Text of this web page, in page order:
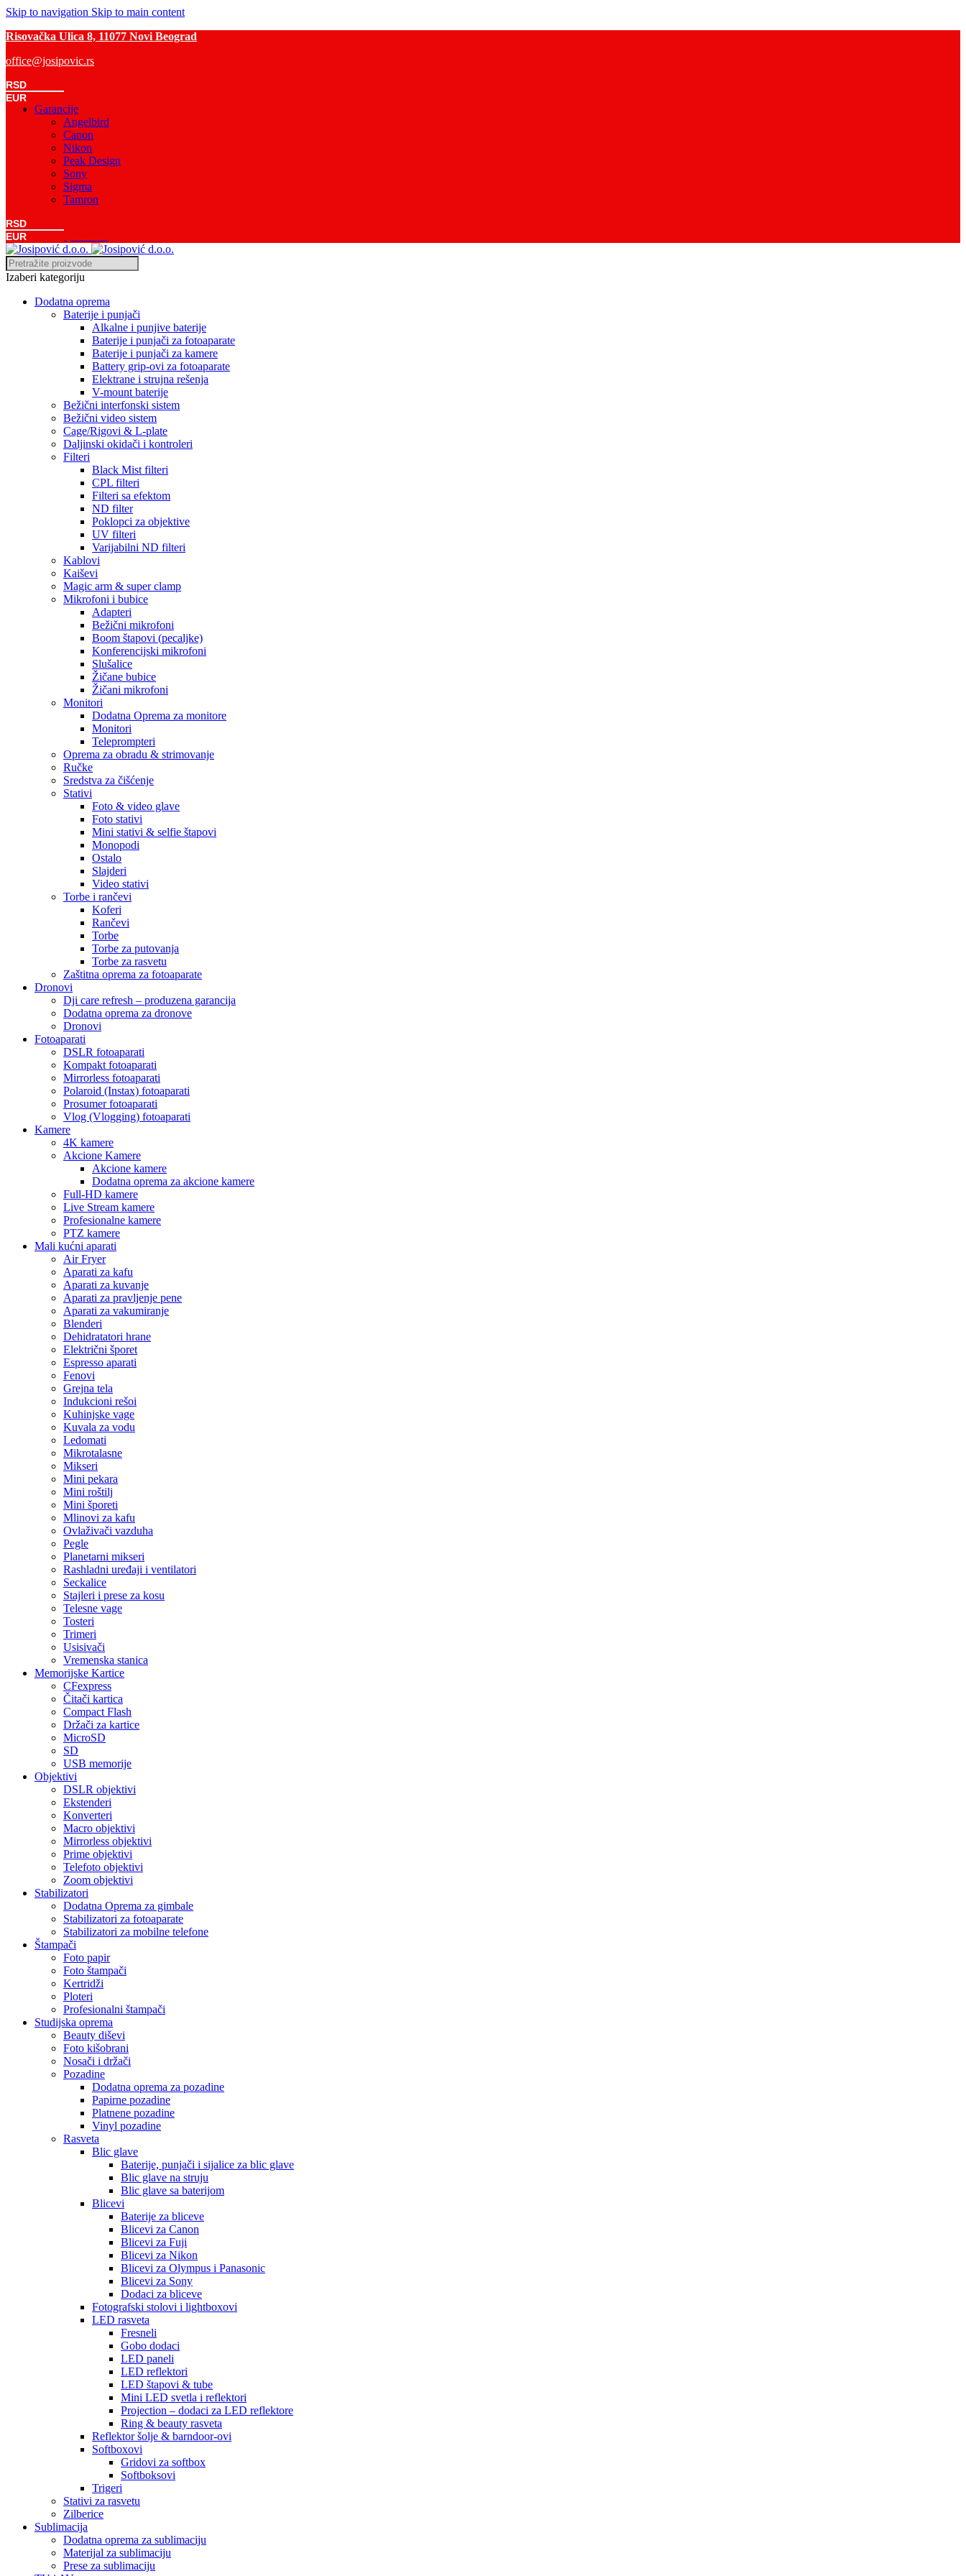
Skip to navigation Skip to main content
Risovačka Ulica 8, 11077 Novi Beograd
office@josipovic.rs
RSD
EUR
Garancije
Angelbird
Canon
Nikon
Peak Design
Sony
Sigma
Tamron
RSD
EUR
0Komada
Izaberi kategoriju
Dodatna oprema
Baterije i punjači
Alkalne i punjive baterije
Baterije i punjači za fotoaparate
Baterije i punjači za kamere
Battery grip-ovi za fotoaparate
Elektrane i strujna rešenja
V-mount baterije
Bežični interfonski sistem
Bežični video sistem
Cage/Rigovi & L-plate
Daljinski okidači i kontroleri
Filteri
Black Mist filteri
CPL filteri
Filteri sa efektom
ND filter
Poklopci za objektive
UV filteri
Varijabilni ND filteri
Kablovi
Kaiševi
Magic arm & super clamp
Mikrofoni i bubice
Adapteri
Bežični mikrofoni
Boom štapovi (pecaljke)
Konferencijski mikrofoni
Slušalice
Žičane bubice
Žičani mikrofoni
Monitori
Dodatna Oprema za monitore
Monitori
Teleprompteri
Oprema za obradu & strimovanje
Ručke
Sredstva za čišćenje
Stativi
Foto & video glave
Foto stativi
Mini stativi & selfie štapovi
Monopodi
Ostalo
Slajderi
Video stativi
Torbe i rančevi
Koferi
Rančevi
Torbe
Torbe za putovanja
Torbe za rasvetu
Zaštitna oprema za fotoaparate
Dronovi
Dji care refresh – produzena garancija
Dodatna oprema za dronove
Dronovi
Fotoaparati
DSLR fotoaparati
Kompakt fotoaparati
Mirrorless fotoaparati
Polaroid (Instax) fotoaparati
Prosumer fotoaparati
Vlog (Vlogging) fotoaparati
Kamere
4K kamere
Akcione Kamere
Akcione kamere
Dodatna oprema za akcione kamere
Full-HD kamere
Live Stream kamere
Profesionalne kamere
PTZ kamere
Mali kućni aparati
Air Fryer
Aparati za kafu
Aparati za kuvanje
Aparati za pravljenje pene
Aparati za vakumiranje
Blenderi
Dehidratatori hrane
Električni šporet
Espresso aparati
Fenovi
Grejna tela
Indukcioni rešoi
Kuhinjske vage
Kuvala za vodu
Ledomati
Mikrotalasne
Mikseri
Mini pekara
Mini roštilj
Mini šporeti
Mlinovi za kafu
Ovlaživači vazduha
Pegle
Planetarni mikseri
Rashladni uređaji i ventilatori
Seckalice
Stajleri i prese za kosu
Telesne vage
Tosteri
Trimeri
Usisivači
Vremenska stanica
Memorijske Kartice
CFexpress
Čitači kartica
Compact Flash
Držači za kartice
MicroSD
SD
USB memorije
Objektivi
DSLR objektivi
Ekstenderi
Konverteri
Macro objektivi
Mirrorless objektivi
Prime objektivi
Telefoto objektivi
Zoom objektivi
Stabilizatori
Dodatna Oprema za gimbale
Stabilizatori za fotoaparate
Stabilizatori za mobilne telefone
Štampači
Foto papir
Foto štampači
Kertridži
Ploteri
Profesionalni štampači
Studijska oprema
Beauty diševi
Foto kišobrani
Nosači i držači
Pozadine
Dodatna oprema za pozadine
Papirne pozadine
Platnene pozadine
Vinyl pozadine
Rasveta
Blic glave
Baterije, punjači i sijalice za blic glave
Blic glave na struju
Blic glave sa baterijom
Blicevi
Baterije za bliceve
Blicevi za Canon
Blicevi za Fuji
Blicevi za Nikon
Blicevi za Olympus i Panasonic
Blicevi za Sony
Dodaci za bliceve
Fotografski stolovi i lightboxovi
LED rasveta
Fresneli
Gobo dodaci
LED paneli
LED reflektori
LED štapovi & tube
Mini LED svetla i reflektori
Projection – dodaci za LED reflektore
Ring & beauty rasveta
Reflektor šolje & barndoor-ovi
Softboxovi
Gridovi za softbox
Softboksovi
Trigeri
Stativi za rasvetu
Zilberice
Sublimacija
Dodatna oprema za sublimaciju
Materijal za sublimaciju
Prese za sublimaciju